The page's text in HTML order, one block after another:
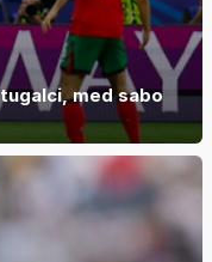
med sabo